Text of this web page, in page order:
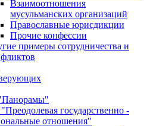
Взаимоотношения
мусульманских организаций
Православные юрисдикции
Прочие конфессии
примеры сотрудничества и
государственно -
отношения"